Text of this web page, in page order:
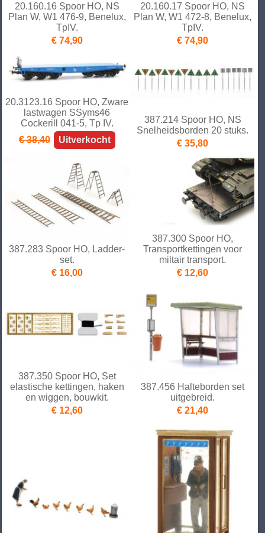
20.160.16 Spoor HO, NS
Plan W, W1 476-9, Benelux,
TpIV.
€ 74,90
20.160.17 Spoor HO, NS
Plan W, W1 472-8, Benelux,
TpIV.
€ 74,90
20.3123.16 Spoor HO, Zware
lastwagen SSyms46
Cockerill 041-5, Tp IV.
€ 38,40
Uitverkocht
387.214 Spoor HO, NS
Snelheidsborden 20 stuks.
€ 35,80
387.283 Spoor HO, Ladder-
set.
€ 16,00
387.300 Spoor HO,
Transportkettingen voor
miltair transport.
€ 12,60
387.350 Spoor HO, Set
elastische kettingen, haken
en wiggen, bouwkit.
€ 12,60
387.456 Halteborden set
uitgebreid.
€ 21,40